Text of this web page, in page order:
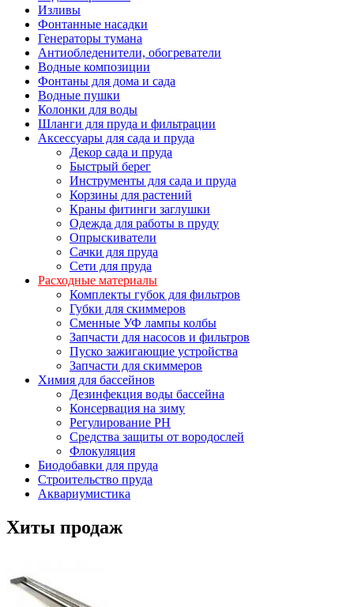
Изливы
Фонтанные насадки
Генераторы тумана
Антиобледенители, обогреватели
Водные композиции
Фонтаны для дома и сада
Водные пушки
Колонки для воды
Шланги для пруда и фильтрации
Аксессуары для сада и пруда
Декор сада и пруда
Быстрый берег
Инструменты для сада и пруда
Корзины для растений
Краны фитинги заглушки
Одежда для работы в пруду
Опрыскиватели
Сачки для пруда
Сети для пруда
Расходные материалы
Комплекты губок для фильтров
Губки для скиммеров
Сменные УФ лампы колбы
Запчасти для насосов и фильтров
Пуско зажигающие устройства
Запчасти для скиммеров
Химия для бассейнов
Дезинфекция воды бассейна
Консервация на зиму
Регулирование PH
Средства защиты от вородослей
Флокуляция
Биодобавки для пруда
Строительство пруда
Аквариумистика
Хиты продаж